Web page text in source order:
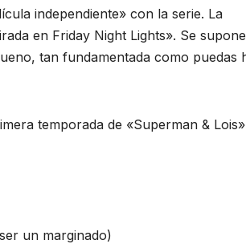
independiente» con la serie. La
en Friday Night Lights». Se
tan fundamentada como puedas
temporada de «Superman &
un marginado)